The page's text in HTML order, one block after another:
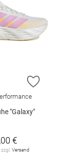
HINZUFÜGEN
ZUR
"Galaxy"
€
Versand